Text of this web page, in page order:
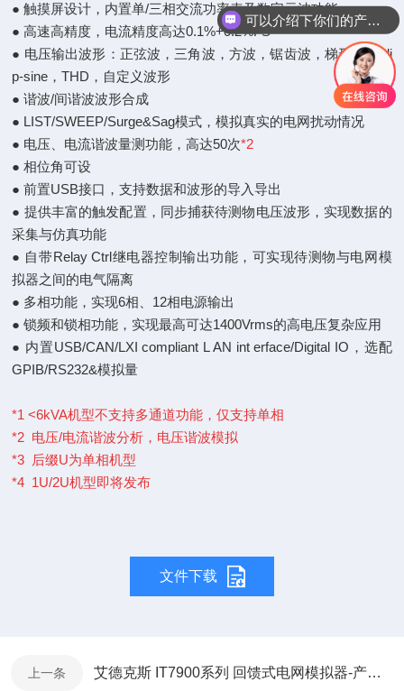
● 触摸屏设计，内置单/三相交流功率表及数字示波功能
● 高速高精度，电流精度高达0.1%+0.2%FS
● 电压输出波形：正弦波，三角波，方波，锯齿波，梯形波，cli
p-sine，THD，自定义波形
● 谐波/间谐波波形合成
● LIST/SWEEP/Surge&Sag模式，模拟真实的电网扰动情况
● 电压、电流谐波量测功能，高达50次*2
● 相位角可设
● 前置USB接口，支持数据和波形的导入导出
● 提供丰富的触发配置，同步捕获待测物电压波形，实现数据的
采集与仿真功能
● 自带Relay Ctrl继电器控制输出功能，可实现待测物与电网模
拟器之间的电气隔离
● 多相功能，实现6相、12相电源输出
● 锁频和锁相功能，实现最高可达1400Vrms的高电压复杂应用
● 内置USB/CAN/LXI compliant L AN int erface/Digital IO，选配
GPIB/RS232&模拟量
*1 <6kVA机型不支持多通道功能，仅支持单相
*2 电压/电流谐波分析，电压谐波模拟
*3 后缀U为单相机型
*4 1U/2U机型即将发布
文件下载
上一条 艾德克斯 IT7900系列 回馈式电网模拟器-产品折页
可以介绍下你们的产品么